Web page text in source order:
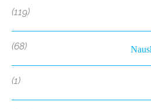
(119)
(68)
(1)